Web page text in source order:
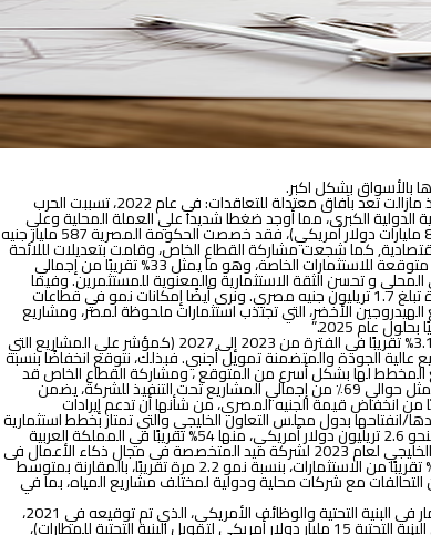
بالأسواق بشكل اكبر.
مازالتتعد بآفاقمعتدلة للتعاقدات: في عام 2022، تسببت الحرب
الدولية الكبرى، مما أوجد ضغطا شديدا علي العملة المحلية وعلي
ميزانية الدولة المصرية. ونتيجة لذلك، قامت الحكومة المصرية بترشيد الإنفاق العام، وعلى الرغم من ارجاء الدولة لتنفيذ المشروعات الجديدة المعتمدة على الدولار (والتي تقدر بـ 8 مليارات دولار أمريكي)، فقد خصصت الحكومة المصرية 587 مليار جنيه
تواجدها في مختلف القطاعات الاقتصادية, كما شجعت مشاركة القطاع الخاص، وقامت بتعديلات لللائحة
التنفيذية لقانون الشراكة بين القطاعين العام والخاص لمشاريع البنية التحتية بما ييسرمشاركة القطاع الخاص في المشاريع الرئيسية. كما رصدت الميزانية العامة أيضًا 600 مليار جنيه متوقعة للاستثمارات الخاصة، وهو ما يمثل 33% تقريبًا من إجمالي
حال تحسن وضوح رؤية الاقتصاد الكلي المحلي و تحسن الثقة الاستثمارية والمعنوية للمستثمرين. وفيما
يتعلق بمجالات العمل الرئيسية لشركة أوراسكوم، نتوقع تراجع حصة قطاع النقل من إجمالي الاستثمارات بعد اتمام خطة التنمية العشرية (2014-2024) بإجمالي استثمارات مقدرة تبلغ 1.7 تريليون جنيه مصري. ونرى أيضًا إمكانات نمو في قطاعات
للكهرباء، والطاقة المتجددة شاملة مشاريع الهيدروجين الأخضر، التي تجتذب استثمارات ملحوظة لمصر، ومشاريع
نتوقع أن تنخفض حصة أوراسكوم من استثمارات مصر إلى متوسط يبلغ 3.1% تقريبًا في الفترة من 2023 إلى 2027 (كمؤشر علي المشاريع التي
اوراسكوم المشاريع عالية الجودة والمتضمنة تمويل أجنبي. فبذلك، نتوقع انخفاضًا بنسبة
الحكومة للإنفاق بالدولار الأمريكي على المشاريع المخطط لها بشكل أسرع من المتوقع ، ومشاركة القطاع الخاص قد
يساعدا الشركة على تحقيق أرقام تتعدي تقديراتنا. ومع ذلك، فإن حجم المشاريع تحت التنفيذ المتوقعة من مصر في عام 2023، والتي تقدر بنحو 3.9 مليار دولار أمريكي، وهو ما يمثل حوالي 69٪ من إجمالي المشاريع تحت التنفيذ للشركة، يضمن
سلبًا من انخفاض قيمة الجنيه المصري، من شأنها أن تدعم إيرادات
انفتاحها بدول مجلس التعاون الخليجي والتي تمتاز بخطط استثمارية
قوية ومشاريع ضخمة تهدف إلى تنويع اقتصاداتها القائمة بصورة رئيسية على المشاريع النفطية. فيقدر إجمالي المشاريع الجارية والمخطط لها في دول مجلس التعاون الخليجي بنحو 2.6 تريليون دولار أمريكي، منها 54% تقريبًا في المملكة العربية
السعودية، و21% تقريبًا في الإمارات العربية المتحدة، ويقودها قطاع البناء والتشييد بنسبة 56% تقريبًا من إجمالي المشاريع الاستثمارية، وفقًا لخطط مشاريع دول مجلس التعاون الخليجي لعام 2023 لشركة ميد المتخصصة فى مجال ذكاء الأعمال فى
الشرق الأوسط. أما بالنسبة للمملكة العربية السعودية، التي تهيمن على حصة الأسد من الاستثمارات، فإننا نتوقع أن يصل متوسط التعاقدات المسندة خلال فترة توقعاتنا إلى 35% تقريبًا من الاستثمارات، بنسبة نمو 2.2 مرة تقريبًا، بالمقارنة بمتوسط
و تكوين التحالفات مع شركات محلية ودولية لمختلف مشاريع المياه، بما في
سمح قانون الاستثمار في البنية التحتية والوظائف الأمريكي، الذي تم توقيعه في 2021،
بإنفاق 1.2 تريليون دولار أمريكي على النقل والبنية التحتية، منها 550 مليار دولار أمريكي مخصصة لاستثمارات جديدة على مدى خمس سنوات في الجسور، المطارات (يوفر القانون البنية التحتية 15 مليار دولار أمريكي لتمويل البنية التحتية للمطارات)،